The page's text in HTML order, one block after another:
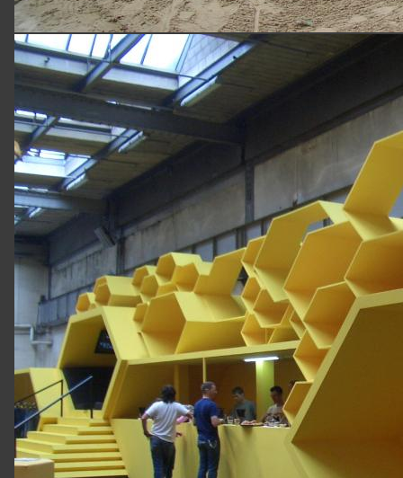
Über
uns
Unser
Service
Bildergalerie
Kontakt
Datenschutz
Cookie
Einstellungen
Impressum
NEUIGKEITEN
19.07.2026
Summer
Sale
|
sofort
LADENLOKAL